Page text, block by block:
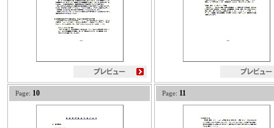
Page: 10 Page: 11